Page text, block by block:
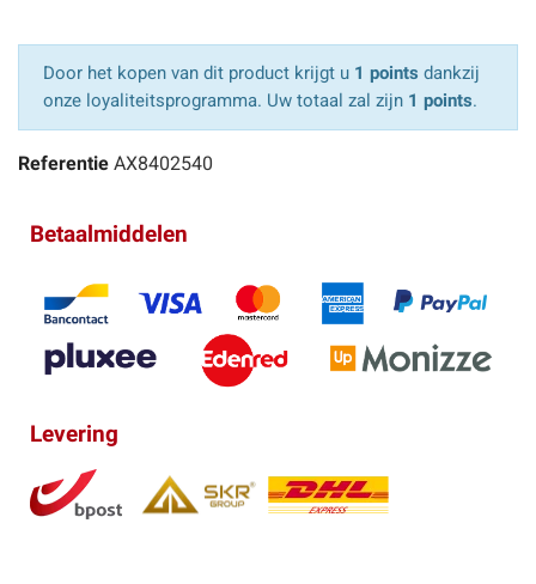
Door het kopen van dit product krijgt u 1 points dankzij
onze loyaliteitsprogramma. Uw totaal zal zijn 1 points.
Referentie AX8402540
Betaalmiddelen
Levering